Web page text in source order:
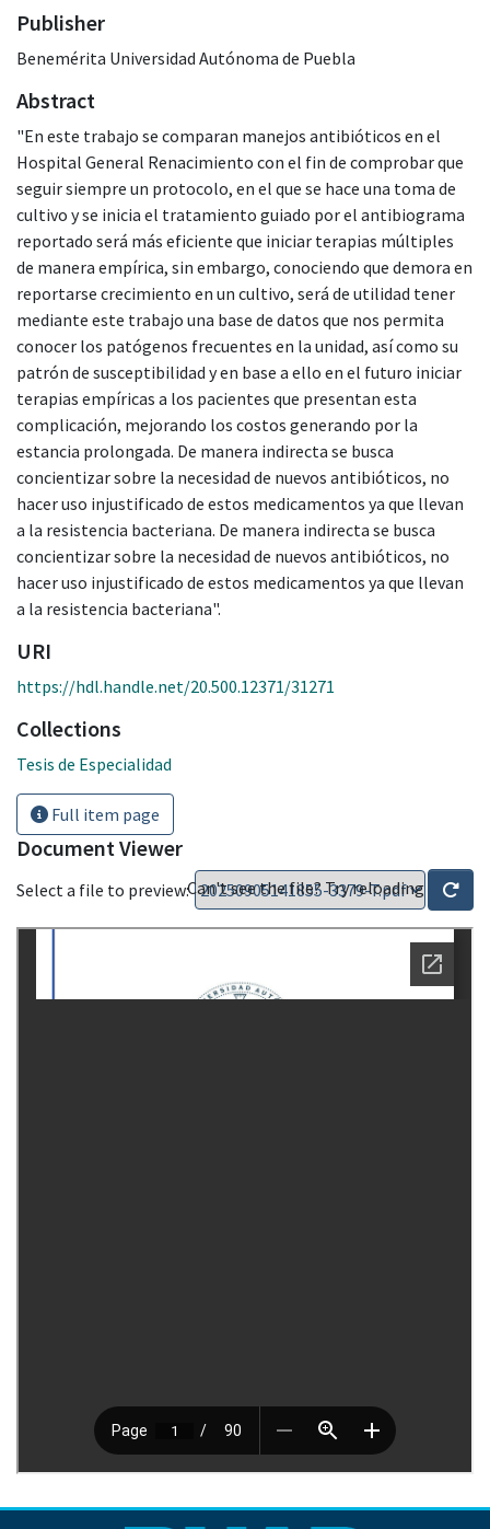
Publisher
Benemérita Universidad Autónoma de Puebla
Abstract
"En este trabajo se comparan manejos antibióticos en el
Hospital General Renacimiento con el fin de comprobar que
seguir siempre un protocolo, en el que se hace una toma de
cultivo y se inicia el tratamiento guiado por el antibiograma
reportado será más eficiente que iniciar terapias múltiples
de manera empírica, sin embargo, conociendo que demora en
reportarse crecimiento en un cultivo, será de utilidad tener
mediante este trabajo una base de datos que nos permita
conocer los patógenos frecuentes en la unidad, así como su
patrón de susceptibilidad y en base a ello en el futuro iniciar
terapias empíricas a los pacientes que presentan esta
complicación, mejorando los costos generando por la
estancia prolongada. De manera indirecta se busca
concientizar sobre la necesidad de nuevos antibióticos, no
hacer uso injustificado de estos medicamentos ya que llevan
a la resistencia bacteriana. De manera indirecta se busca
concientizar sobre la necesidad de nuevos antibióticos, no
hacer uso injustificado de estos medicamentos ya que llevan
a la resistencia bacteriana".
URI
https://hdl.handle.net/20.500.12371/31271
Collections
Tesis de Especialidad
Full item page
Document Viewer
Select a file to preview:Can't see the file? Try reloading